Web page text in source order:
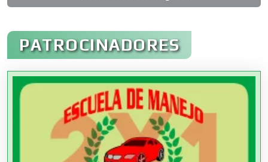
Administración de Empresas
Agencias Aduanales
Agencias de Autos
PATROCINADORES